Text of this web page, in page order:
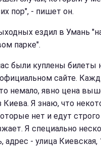
пор", - пишет он.
ездил в Умань
парке".
были куплены билеты
сайте.
немало, явно цена
Киева. Я знаю, что
нет и едут
Я специально
адрес - улица Киевская,